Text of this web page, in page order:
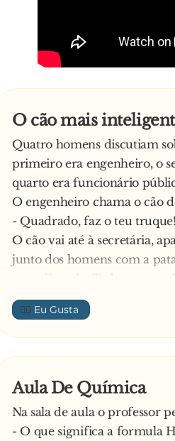
O cão mais
Quatro homens discutiam
primeiro era engenheiro, o
quarto era funcionário
O engenheiro chama o cão
- Quadrado, faz o teu truque!
O cão vai até à secretária,
junto dos homens com a
um triângulo. Todos
De seguida o contabilista
- Poc, faz o teu truque!
O cão vai até à cozinha,
homens, vira o frasco e
A seguir o químico chama o
- Medida, faz o teu truque!
O cão vai ao frigorífico, traz
👍🏼
Aula De Química
Na sala de aula o professor
- O que significa a formula